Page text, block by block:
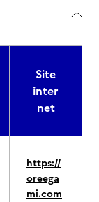
Site
inter
net
https://
oreega
mi.com